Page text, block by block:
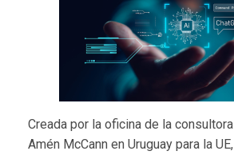
Creada por la oficina de la
Amén McCann en Uruguay para la